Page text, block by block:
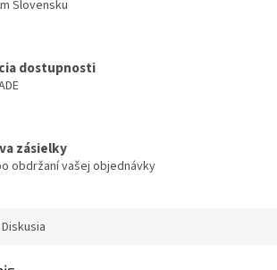
Slovensku
dostupnosti
zásielky
obdržaní vašej objednávky
Diskusia